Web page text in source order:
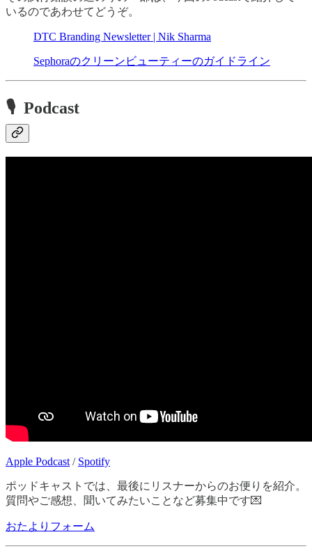
いるのであわせてどうぞ。
DTC Branding Newsletter | Nik Sharma
Sephoraのクリーンビューティーのガイドライン
🎙 Podcast
Apple Podcast / Spotify
ポッドキャストでは、最後にリスナーからのお便りを紹介。
質問やご感想、聞いてみたいことなど募集中です💌
おたよりフォーム